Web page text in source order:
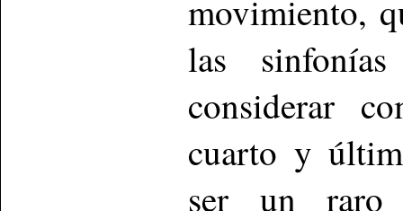
movimiento,
las
considerar
cuarto y
ser un raro